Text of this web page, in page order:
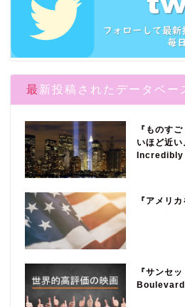
最新投稿されたデータベー
『ものす
いほど近
『アメリ
『サンセ
Boulevard